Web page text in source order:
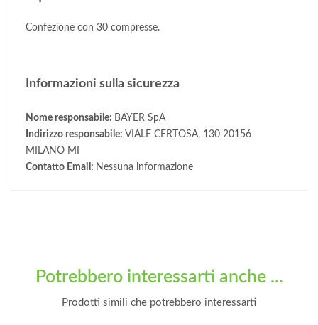
Confezione con 30 compresse.
Informazioni sulla sicurezza
Nome responsabile: BAYER SpA
Indirizzo responsabile: VIALE CERTOSA, 130 20156
MILANO MI
Contatto Email: Nessuna informazione
Potrebbero interessarti anche ...
Prodotti simili che potrebbero interessarti